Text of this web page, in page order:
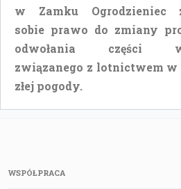
w Zamku Ogrodzieniec
sobie prawo do zmiany
odwołania części
związanego z lotnictwem
złej pogody.
WSPÓŁPRACA